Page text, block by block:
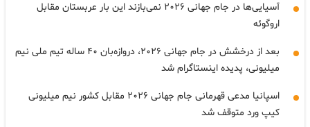
آسیایی‌ها در جام جهانی ۲۰۲۶ نمی‌بازند این بار عربستان مقابل
اروگوئه
بعد از درخشش در جام جهانی ۲۰۲۶، دروازه‌بان ۴۰ ساله تیم ملی نیم
میلیونی، پدیده اینستاگرام شد
اسپانیا مدعی قهرمانی جام جهانی ۲۰۲۶ مقابل کشور نیم میلیونی
کیپ ورد متوقف شد